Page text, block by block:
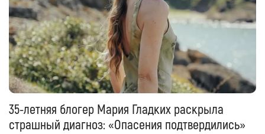
35-летняя блогер Мария Гладких раскрыла
страшный диагноз: «Опасения подтвердились»